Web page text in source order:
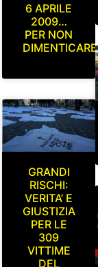
6 APRILE
2009…
PER NON
DIMENTICARE
GRANDI
RISCHI:
VERITA’ E
GIUSTIZIA
PER LE
309
VITTIME
DEL